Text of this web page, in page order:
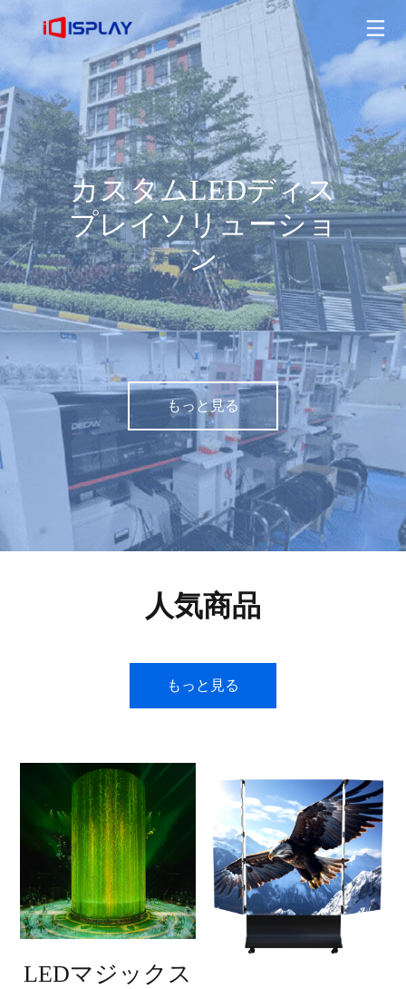
カスタムLEDディス
プレイソリューショ
ン
もっと見る
カスタムLEDディスプレイソリューション
もっと見る
人気商品
もっと見る
LEDマジックス